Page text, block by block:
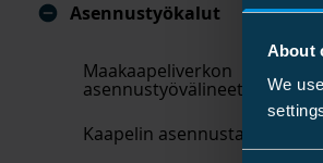
About
We
Asennustyökalut
Maakaapeliverkon
asennustyövälineet
Kaapelin asennustarvikkeet